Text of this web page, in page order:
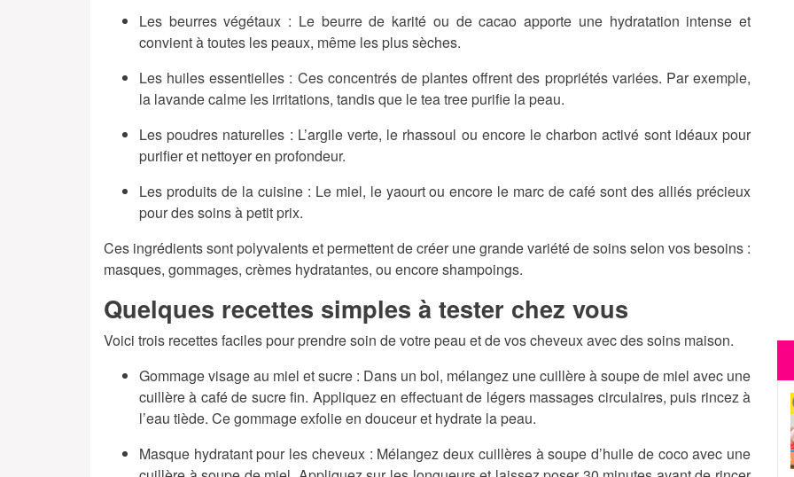
Les beurres végétaux : Le beurre de karité ou de cacao apporte une hydratation intense et
convient à toutes les peaux, même les plus sèches.
Les huiles essentielles : Ces concentrés de plantes offrent des propriétés variées. Par exemple,
la lavande calme les irritations, tandis que le tea tree purifie la peau.
Les poudres naturelles : L’argile verte, le rhassoul ou encore le charbon activé sont idéaux pour
purifier et nettoyer en profondeur.
Les produits de la cuisine: Le miel, le yaourt ou encore le marc de café sont des alliés précieux
pour des soins à petit prix.
Ces ingrédients sont polyvalents et permettent de créer une grande variété de soins selon vos besoins :
masques, gommages, crèmes hydratantes, ou encore shampoings.
Quelques recettes simples à tester chez vous
Voici trois recettes faciles pour prendre soin de votre peau et de vos cheveux avec des soins maison.
Gommage visage au miel et sucre : Dans un bol, mélangez une cuillère à soupe de miel avec une
cuillère à café de sucre fin. Appliquez en effectuant de légers massages circulaires, puis rincez à
l’eau tiède. Ce gommage exfolie en douceur et hydrate la peau.
Masque hydratant pour les cheveux: Mélangez deux cuillères à soupe d’huile de coco avec une